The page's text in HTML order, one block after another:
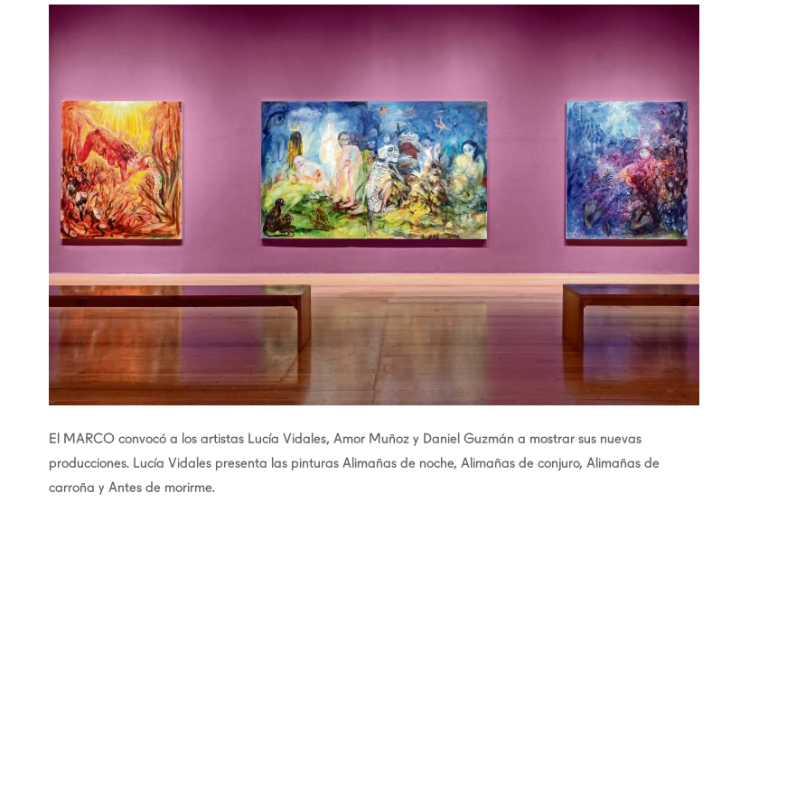
El MARCO convocó a los artistas Lucía Vidales, Amor Muñoz y Daniel Guzmán a mostrar sus nuevas
producciones. Lucía Vidales presenta las pinturas Alimañas de noche, Alimañas de conjuro, Alimañas de
carroña y Antes de morirme.